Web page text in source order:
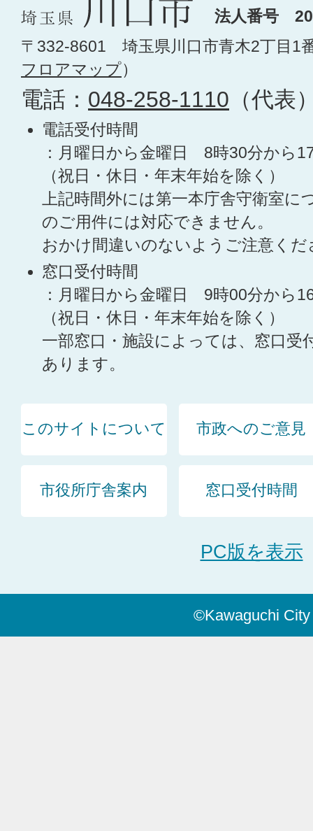
法人番号
〒332-8601 埼玉県川口市青木2丁目1
フロアマップ）
電話： 048-258-1110 （代表
電話受付時間
：月曜日から金曜日 8時30分から
（祝日・休日・年末年始を除く）
上記時間外には第一本庁舎守衛室に
のご用件には対応できません。
おかけ間違いのないようご注意くだ
窓口受付時間
：月曜日から金曜日 9時00分から
（祝日・休日・年末年始を除く）
一部窓口・施設によっては、窓口受
あります。
このサイトについて 市政へのご意見
市役所庁舎案内 窓口受付時間
PC版を表示
©Kawaguchi City